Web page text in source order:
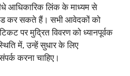
आधिकारिक लिंक के माध्यम से
कर सकते हैं। सभी आवेदकों को
पर मुद्रित विवरण को ध्यानपूर्वक
में, उन्हें सुधार के लिए
करना चाहिए।